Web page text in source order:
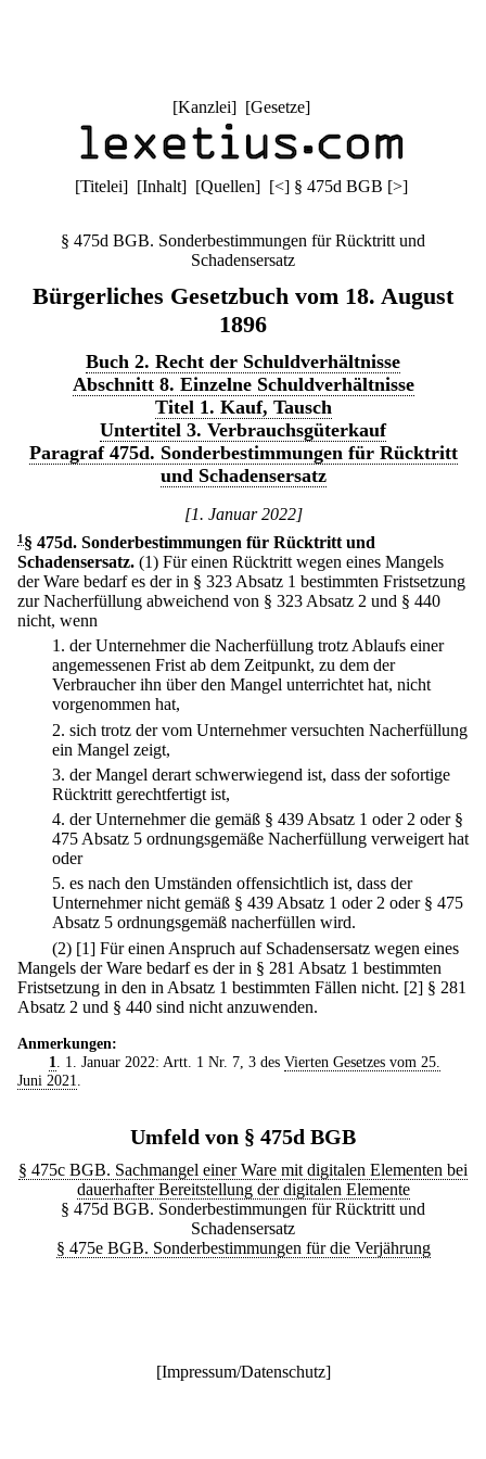
[Kanzlei] [Gesetze]
[Titelei] [Inhalt] [Quellen] [<] § 475d BGB [>]
§ 475d BGB. Sonderbestimmungen für Rücktritt und
Schadensersatz
Bürgerliches Gesetzbuch vom 18. August
1896
Buch 2. Recht der Schuldverhältnisse
Abschnitt 8. Einzelne Schuldverhältnisse
Titel 1. Kauf, Tausch
Untertitel 3. Verbrauchsgüterkauf
Paragraf 475d. Sonderbestimmungen für Rücktritt
und Schadensersatz
[1. Januar 2022]
1 § 475d. Sonderbestimmungen für Rücktritt und
Schadensersatz. (1) Für einen Rücktritt wegen eines Mangels
der Ware bedarf es der in § 323 Absatz 1 bestimmten Fristsetzung
zur Nacherfüllung abweichend von § 323 Absatz 2 und § 440
nicht, wenn
1. der Unternehmer die Nacherfüllung trotz Ablaufs einer
angemessenen Frist ab dem Zeitpunkt, zu dem der
Verbraucher ihn über den Mangel unterrichtet hat, nicht
vorgenommen hat,
2. sich trotz der vom Unternehmer versuchten Nacherfüllung
ein Mangel zeigt,
3. der Mangel derart schwerwiegend ist, dass der sofortige
Rücktritt gerechtfertigt ist,
4. der Unternehmer die gemäß § 439 Absatz 1 oder 2 oder §
475 Absatz 5 ordnungsgemäße Nacherfüllung verweigert hat
oder
5. es nach den Umständen offensichtlich ist, dass der
Unternehmer nicht gemäß § 439 Absatz 1 oder 2 oder § 475
Absatz 5 ordnungsgemäß nacherfüllen wird.
(2) [1] Für einen Anspruch auf Schadensersatz wegen eines
Mangels der Ware bedarf es der in § 281 Absatz 1 bestimmten
Fristsetzung in den in Absatz 1 bestimmten Fällen nicht. [2] § 281
Absatz 2 und § 440 sind nicht anzuwenden.
Anmerkungen:
1
. 1. Januar 2022: Artt. 1 Nr. 7, 3 des Vierten Gesetzes vom 25.
Juni 2021
Umfeld von § 475d BGB
§ 475c BGB. Sachmangel einer Ware mit digitalen Elementen bei
dauerhafter Bereitstellung der digitalen Elemente
§ 475d BGB. Sonderbestimmungen für Rücktritt und
Schadensersatz
§ 475e BGB. Sonderbestimmungen für die Verjährung
[Impressum/Datenschutz]